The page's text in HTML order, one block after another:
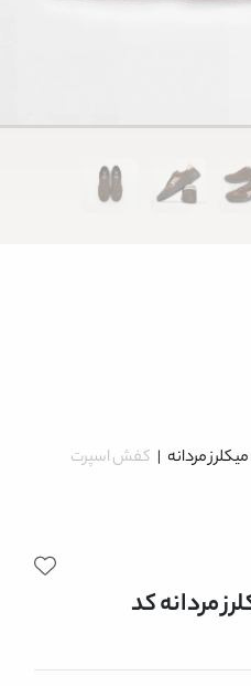
مردانه| کفش اسپرت
مردانه کد